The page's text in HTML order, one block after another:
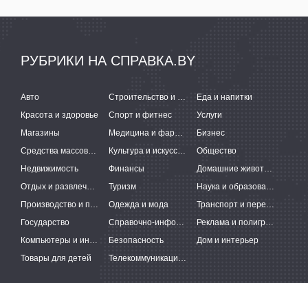
РУБРИКИ НА СПРАВКА.BY
Авто Строительство и ремонт
Еда и напитки
Красота и здоровье
Спорт и фитнес
Услуги
Магазины
Медицина и фармацевтика
Бизнес
Средства массовой информации
Культура и искусство
Общество
Недвижимость
Финансы
Домашние животные
Отдых и развлечения
Туризм
Наука и образование
Производство и поставки
Одежда и мода
Транспорт и перевозки
Государство
Справочно-информационные системы
Реклама и полиграфия
Компьютеры и интернет
Безопасность
Дом и интерьер
Товары для детей
Телекоммуникации и связь